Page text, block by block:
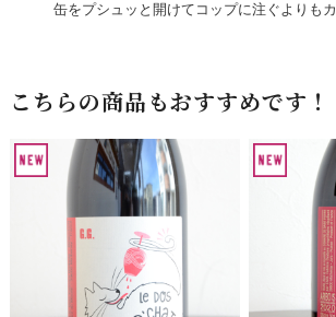
缶をプシュッと開けてコップに注ぐよりも
こちらの商品もおすすめです！